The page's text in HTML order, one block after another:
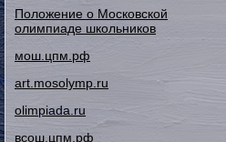
Положение о Московской
олимпиаде школьников
мош.цпм.рф
art.mosolymp.ru
olimpiada.ru
всош.цпм.рф